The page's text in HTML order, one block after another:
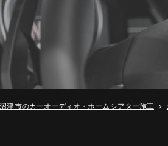
津市のカーオーディオ・ホームシアター施工